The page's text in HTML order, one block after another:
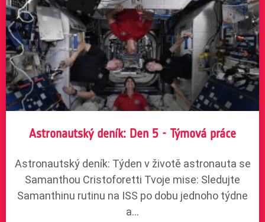
Astronautský deník: Den 5 - Týmová práce
Astronautský deník: Týden v životě astronauta se
Samanthou Cristoforetti Tvoje mise: Sledujte
Samanthinu rutinu na ISS po dobu jednoho týdne
a...